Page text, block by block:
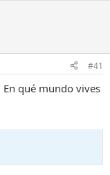
#41
En qué mundo vives